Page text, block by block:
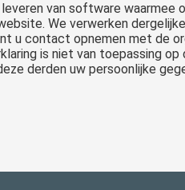
van software waarmee
We verwerken
u contact opnemen met de
is niet van toepassing
derden uw persoonlijke